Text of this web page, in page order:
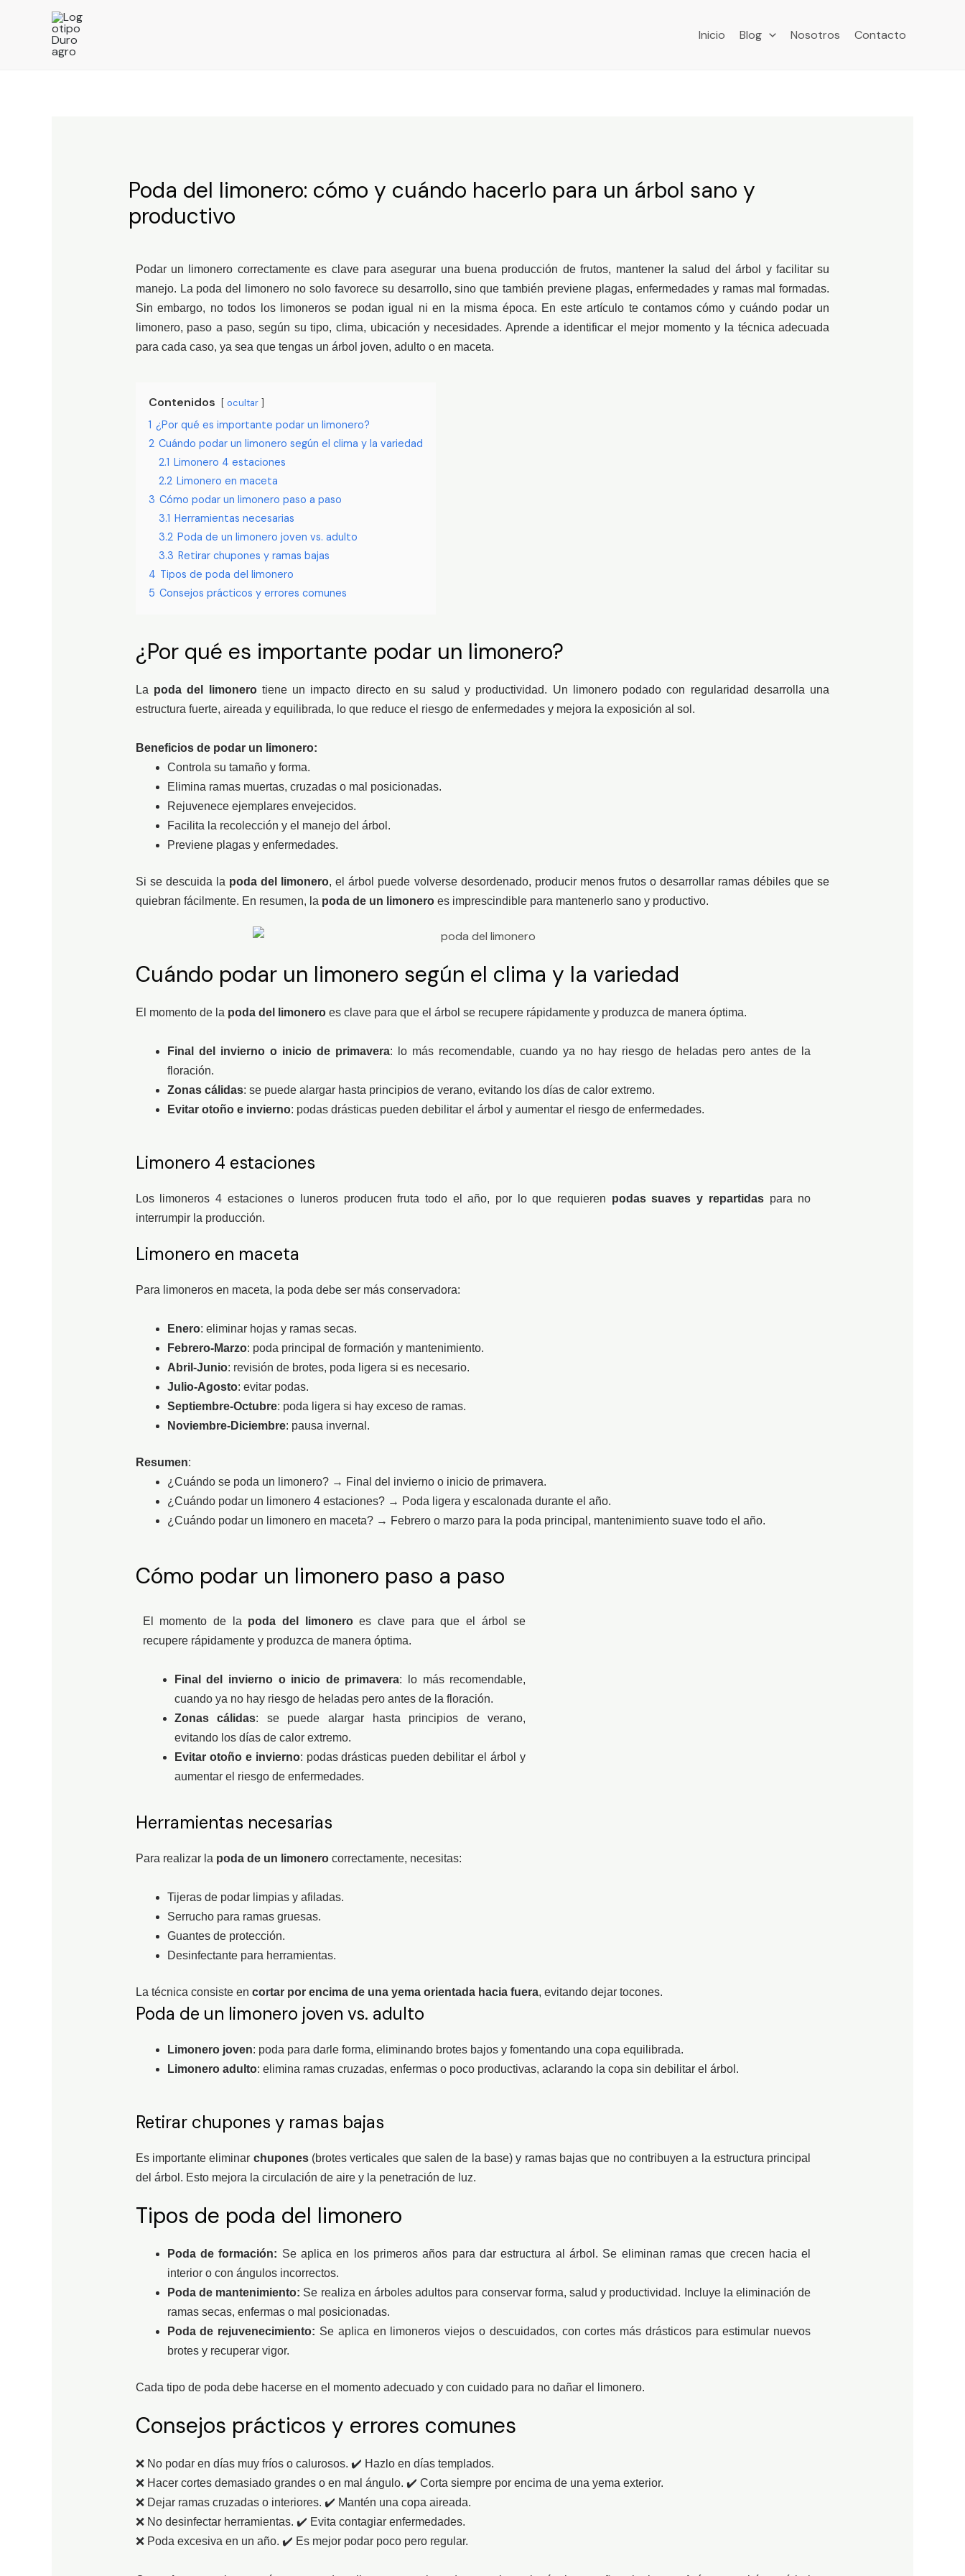
Inicio Blog Nosotros Contacto
Poda del limonero: cómo y cuándo hacerlo para un árbol sano y
productivo
Podar un limonero correctamente es clave para asegurar una buena producción de frutos, mantener la salud del árbol y facilitar su
manejo. La poda del limonero no solo favorece su desarrollo, sino que también previene plagas, enfermedades y ramas mal formadas.
Sin embargo, no todos los limoneros se podan igual ni en la misma época. En este artículo te contamos cómo y cuándo podar un
limonero, paso a paso, según su tipo, clima, ubicación y necesidades. Aprende a identificar el mejor momento y la técnica adecuada
para cada caso, ya sea que tengas un árbol joven, adulto o en maceta.
Contenidos ocultar
1 ¿Por qué es importante podar un limonero?
2 Cuándo podar un limonero según el clima y la variedad
2.1 Limonero 4 estaciones
2.2 Limonero en maceta
3 Cómo podar un limonero paso a paso
3.1 Herramientas necesarias
3.2 Poda de un limonero joven vs. adulto
3.3 Retirar chupones y ramas bajas
4 Tipos de poda del limonero
5 Consejos prácticos y errores comunes
¿Por qué es importante podar un limonero?
La poda del limonerotiene un impacto directo en su salud y productividad. Un limonero podado con regularidad desarrolla una
estructura fuerte, aireada y equilibrada, lo que reduce el riesgo de enfermedades y mejora la exposición al sol.
Beneficios de podar un limonero:
Controla su tamaño y forma.
Elimina ramas muertas, cruzadas o mal posicionadas.
Rejuvenece ejemplares envejecidos.
Facilita la recolección y el manejo del árbol.
Previene plagas y enfermedades.
Si se descuida la poda del limonero, el árbol puede volverse desordenado, producir menos frutos o desarrollar ramas débiles que se
quiebran fácilmente. En resumen, la poda de un limoneroes imprescindible para mantenerlo sano y productivo.
Cuándo podar un limonero según el clima y la variedad
El momento de la poda del limoneroes clave para que el árbol se recupere rápidamente y produzca de manera óptima.
Final del invierno o inicio de primavera: lo más recomendable, cuando ya no hay riesgo de heladas pero antes de la
floración.
Zonas cálidas: se puede alargar hasta principios de verano, evitando los días de calor extremo.
Evitar otoño e invierno: podas drásticas pueden debilitar el árbol y aumentar el riesgo de enfermedades.
Limonero 4 estaciones
Los limoneros 4 estaciones o luneros producen fruta todo el año, por lo que requieren podas suaves y repartidaspara no
interrumpir la producción.
Limonero en maceta
Para limoneros en maceta, la poda debe ser más conservadora:
Enero: eliminar hojas y ramas secas.
Febrero-Marzo: poda principal de formación y mantenimiento.
Abril-Junio: revisión de brotes, poda ligera si es necesario.
Julio-Agosto: evitar podas.
Septiembre-Octubre: poda ligera si hay exceso de ramas.
Noviembre-Diciembre: pausa invernal.
Resumen:
¿Cuándo se poda un limonero? → Final del invierno o inicio de primavera.
¿Cuándo podar un limonero 4 estaciones? → Poda ligera y escalonada durante el año.
¿Cuándo podar un limonero en maceta? → Febrero o marzo para la poda principal, mantenimiento suave todo el año.
Cómo podar un limonero paso a paso
El momento de la poda del limoneroes clave para que el árbol se
recupere rápidamente y produzca de manera óptima.
Final del invierno o inicio de primavera: lo más recomendable,
cuando ya no hay riesgo de heladas pero antes de la floración.
Zonas cálidas: se puede alargar hasta principios de verano,
evitando los días de calor extremo.
Evitar otoño e invierno: podas drásticas pueden debilitar el árbol y
aumentar el riesgo de enfermedades.
Herramientas necesarias
Para realizar la poda de un limonerocorrectamente, necesitas:
Tijeras de podar limpias y afiladas.
Serrucho para ramas gruesas.
Guantes de protección.
Desinfectante para herramientas.
La técnica consiste en cortar por encima de una yema orientada hacia fuera, evitando dejar tocones.
Poda de un limonero joven vs. adulto
Limonero joven: poda para darle forma, eliminando brotes bajos y fomentando una copa equilibrada.
Limonero adulto: elimina ramas cruzadas, enfermas o poco productivas, aclarando la copa sin debilitar el árbol.
Retirar chupones y ramas bajas
Es importante eliminar chupones(brotes verticales que salen de la base) y ramas bajas que no contribuyen a la estructura principal
del árbol. Esto mejora la circulación de aire y la penetración de luz.
Tipos de poda del limonero
Poda de formación: Se aplica en los primeros años para dar estructura al árbol. Se eliminan ramas que crecen hacia el
interior o con ángulos incorrectos.
Poda de mantenimiento: Se realiza en árboles adultos para conservar forma, salud y productividad. Incluye la eliminación de
ramas secas, enfermas o mal posicionadas.
Poda de rejuvenecimiento: Se aplica en limoneros viejos o descuidados, con cortes más drásticos para estimular nuevos
brotes y recuperar vigor.
Cada tipo de poda debe hacerse en el momento adecuado y con cuidado para no dañar el limonero.
Consejos prácticos y errores comunes
❌ No podar en días muy fríos o calurosos. ✔️ Hazlo en días templados.
❌ Hacer cortes demasiado grandes o en mal ángulo. ✔️ Corta siempre por encima de una yema exterior.
❌ Dejar ramas cruzadas o interiores. ✔️ Mantén una copa aireada.
❌ No desinfectar herramientas. ✔️ Evita contagiar enfermedades.
❌ Poda excesiva en un año. ✔️ Es mejor podar poco pero regular.